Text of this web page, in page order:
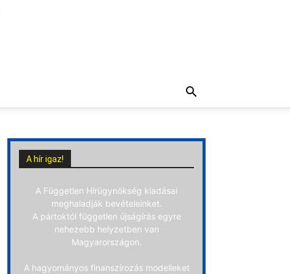
A hír igaz!
A Független Hírügynökség kiadásai
meghaladják bevételeinket.
A pártoktól független újságírás egyre
nehezebb helyzetben van
Magyarországon.
A hagyományos finanszírozás modelleket